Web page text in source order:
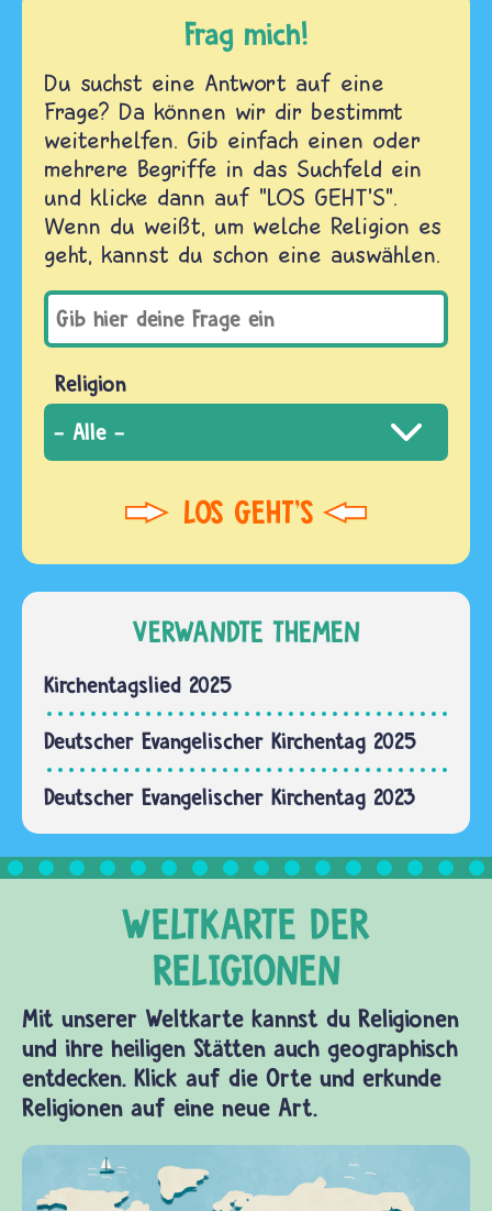
Frag mich!
Du suchst eine Antwort auf eine
Frage? Da können wir dir bestimmt
weiterhelfen. Gib einfach einen oder
mehrere Begriffe in das Suchfeld ein
und klicke dann auf "LOS GEHT'S".
Wenn du weißt, um welche Religion es
geht, kannst du schon eine auswählen.
Religion
VERWANDTE THEMEN
Kirchentagslied 2025
Deutscher Evangelischer Kirchentag 2025
Deutscher Evangelischer Kirchentag 2023
Mit unserer Weltkarte kannst du Religionen
und ihre heiligen Stätten auch geographisch
entdecken. Klick auf die Orte und erkunde
Religionen auf eine neue Art.